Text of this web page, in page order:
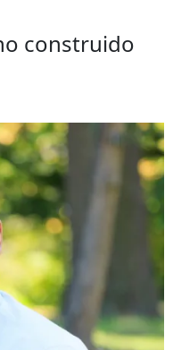
construido